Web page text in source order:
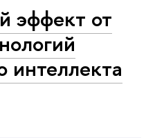
эффект от
интеллекта